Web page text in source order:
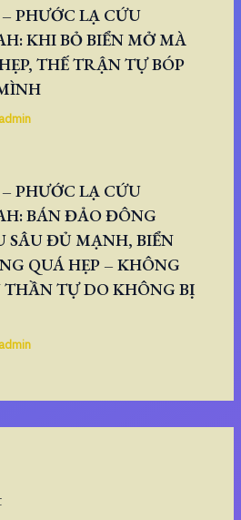
PHƯỚC LẠ CỨU
KHI BỎ BIỂN MỞ MÀ
THẾ TRẬN TỰ BÓP
admin
PHƯỚC LẠ CỨU
BÁN ĐẢO ĐÔNG
SÂU ĐỦ MẠNH, BIỂN
QUÁ HẸP – KHÔNG
TỰ DO KHÔNG BỊ
admin